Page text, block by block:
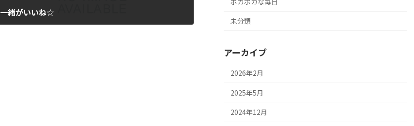
一緒がいいね☆
未分類
アーカイブ
2026年2月
2025年5月
2024年12月